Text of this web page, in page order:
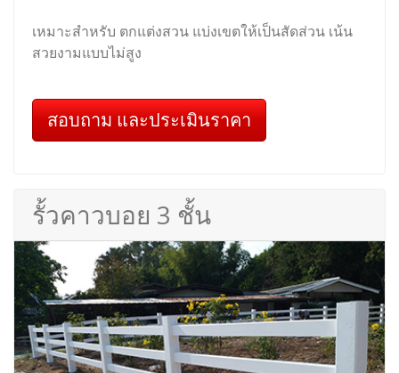
เหมาะสำหรับ ตกแต่งสวน แบ่งเขตให้เป็นสัดส่วน เน้น
สวยงามแบบไม่สูง
สอบถาม และประเมินราคา
รั้วคาวบอย 3 ชั้น